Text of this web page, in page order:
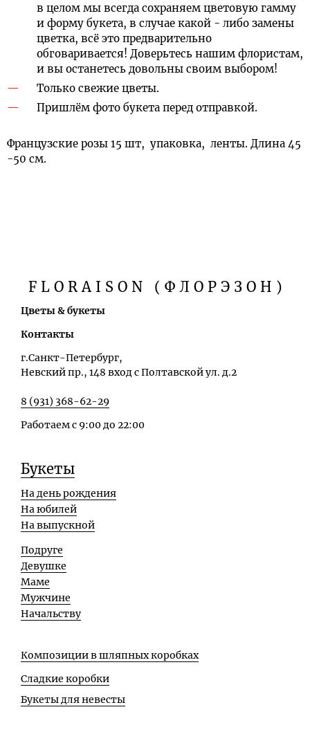
в целом мы всегда сохраняем цветовую гамму
и форму букета, в случае какой - либо замены
цветка, всё это предварительно
обговаривается! Доверьтесь нашим флористам,
и вы останетесь довольны своим выбором!
Только свежие цветы.
Пришлём фото букета перед отправкой.
Французские розы 15 шт, упаковка, ленты. Длина 45
-50 см.
FLORAISON (ФЛОРЭЗОН)
Цветы & букеты
Контакты
г.Санкт-Петербург,
Невский пр., 148 вход с Полтавской ул. д.2
8 (931) 368-62-29
Работаем с 9:00 до 22:00
Букеты
На день рождения
На юбилей
На выпускной
Подруге
Девушке
Маме
Мужчине
Начальству
Композиции в шляпных коробках
Сладкие коробки
Букеты для невесты